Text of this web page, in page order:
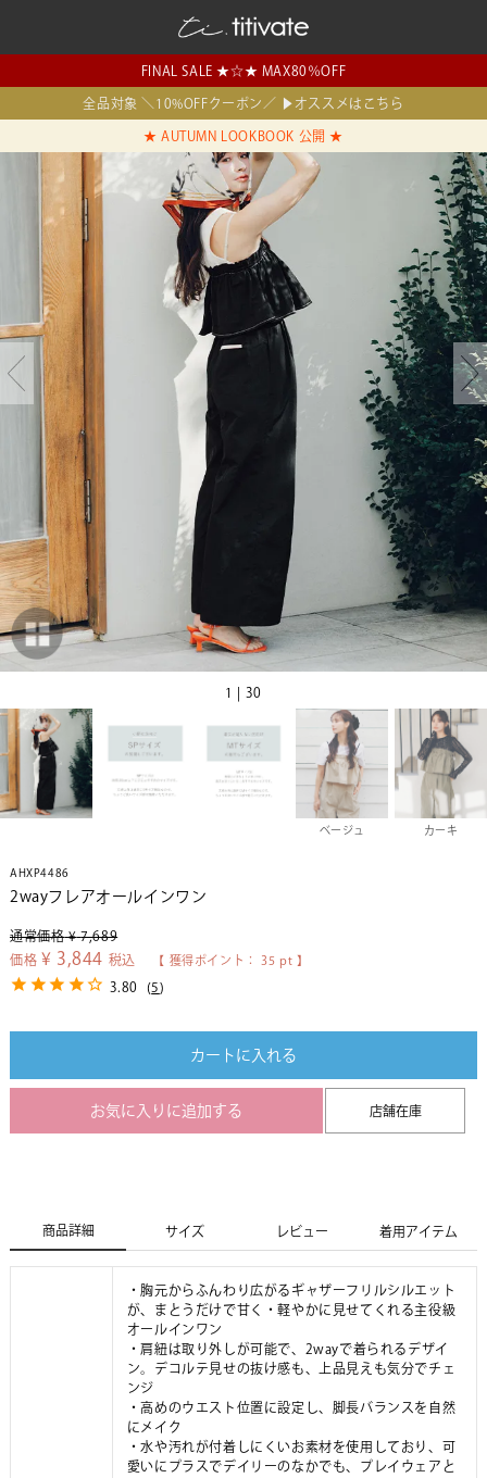
FINAL SALE ★☆★ MAX80％OFF
全品対象 ＼10%OFFクーポン／ ▶オススメはこちら
★ AUTUMN LOOKBOOK 公開 ★
1 | 30
ベージュ カーキ
AHXP4486
2wayフレアオールインワン
通常価格 ¥ 7,689
価格 ¥ 3,844 税込 【 獲得ポイント： 35 pt 】
3.80 (5)
カートに入れる
お気に入りに追加する 店舗在庫
商品詳細 サイズ レビュー 着用アイテム
・胸元からふんわり広がるギャザーフリルシルエット
が、まとうだけで甘く・軽やかに見せてくれる主役級
オールインワン
・肩紐は取り外しが可能で、2wayで着られるデザイ
ン。デコルテ見せの抜け感も、上品見えも気分でチェ
ンジ
・高めのウエスト位置に設定し、脚長バランスを自然
にメイク
・水や汚れが付着しにくいお素材を使用しており、可
愛いにプラスでデイリーのなかでも、プレイウェアと